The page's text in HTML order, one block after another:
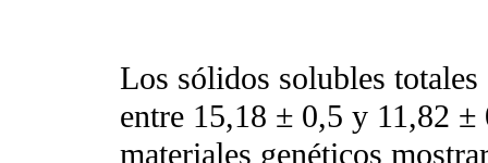
Los sólidos solubles
entre 15,18 ± 0,5 y 11,82
materiales genéticos